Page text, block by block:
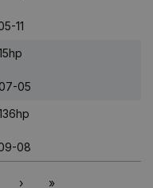
11
05
08
› »